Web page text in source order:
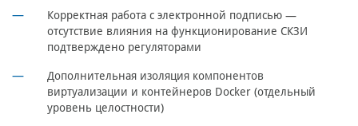
Корректная работа с электронной подписью —
отсутствие влияния на функционирование СКЗИ
подтверждено регуляторами
Дополнительная изоляция компонентов
виртуализации и контейнеров Docker (отдельный
уровень целостности)